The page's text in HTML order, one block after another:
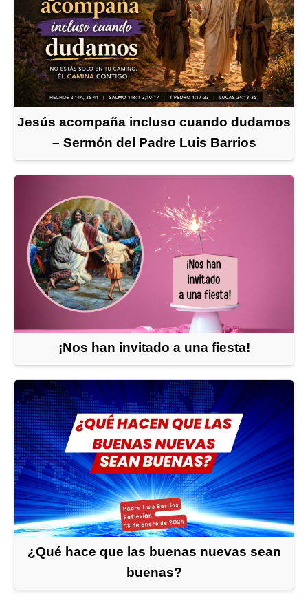
Jesús acompaña incluso cuando dudamos
– Sermón del Padre Luis Barrios
¡Nos han invitado a una fiesta!
¿Qué hace que las buenas nuevas sean
buenas?